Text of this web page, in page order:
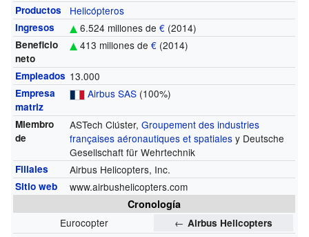
Productos Helicópteros
Ingresos 6.524 millones de€ (2014)
Beneficio
neto
413 millones de€ (2014)
Empleados 13.000
Empresa
matriz
Airbus SAS (100%)
Miembro
de
ASTech Clúster,Groupement des industries
françaises aéronautiques et spatiales y Deutsche
Gesellschaft für Wehrtechnik
Filiales Airbus Helicopters, Inc.
Sitio web
www.airbushelicopters.com
Cronología
Eurocopter
← Airbus Helicopters